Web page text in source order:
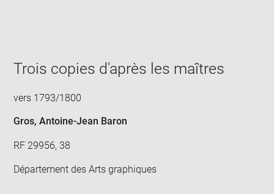
Trois copies d'après les maîtres
vers 1793/1800
Gros, Antoine-Jean Baron
RF 29956, 38
Département des Arts graphiques